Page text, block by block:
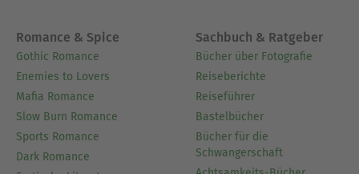
Romance & Spice
Gothic Romance
Enemies to Lovers
Mafia Romance
Slow Burn Romance
Sports Romance
Dark Romance
Sachbuch & Ratgeber
Bücher über Fotografie
Reiseberichte
Reiseführer
Bastelbücher
Bücher für die
Schwangerschaft